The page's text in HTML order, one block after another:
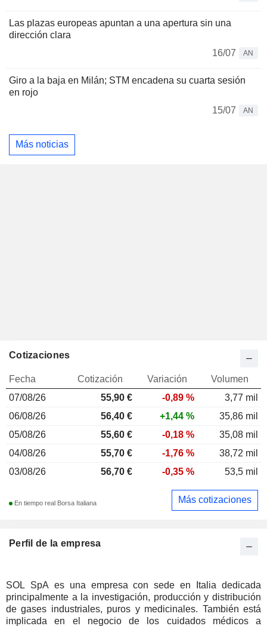
Las plazas europeas apuntan a una apertura sin una
dirección clara
16/07
AN
Giro a la baja en Milán; STM encadena su cuarta sesión
en rojo
15/07
AN
Más noticias
Perfil de la empresa
SOL SpA es una empresa con sede en Italia dedicada
principalmente a la investigación, producción y distribución
de gases industriales, puros y medicinales. También está
implicada en el negocio de los cuidados médicos a
Cotizaciones
Fecha Cotización Variación
Volumen
07/08/26
55,90 € -0,89 %
3,77 mil
06/08/26
56,40 € +1,44 %
35,86 mil
05/08/26
55,60 € -0,18 %
35,08 mil
04/08/26
55,70 € -1,76 %
38,72 mil
03/08/26
56,70 € -0,35 % 53,5 mil
En tiempo real Borsa Italiana Más cotizaciones